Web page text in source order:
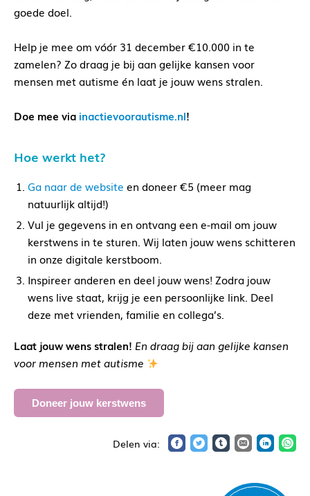
goede doel.
Help je mee om vóór 31 december €10.000 in te
zamelen? Zo draag je bij aan gelijke kansen voor
mensen met autisme én laat je jouw wens stralen.
Doe mee via inactievoorautisme.nl!
Hoe werkt het?
Ga naar de website en doneer €5 (meer mag
natuurlijk altijd!)
Vul je gegevens in en ontvang een e-mail om jouw
kerstwens in te sturen. Wij laten jouw wens schitteren
in onze digitale kerstboom.
Inspireer anderen en deel jouw wens! Zodra jouw
wens live staat, krijg je een persoonlijke link. Deel
deze met vrienden, familie en collega’s.
Laat jouw wens stralen! En draag bij aan gelijke kansen
voor mensen met autisme
Doneer jouw kerstwens